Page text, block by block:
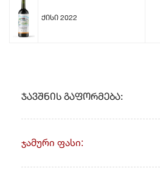
Ქისი 2022
Ჯავშნის Გაფორმება:
ჯამური ფასი: